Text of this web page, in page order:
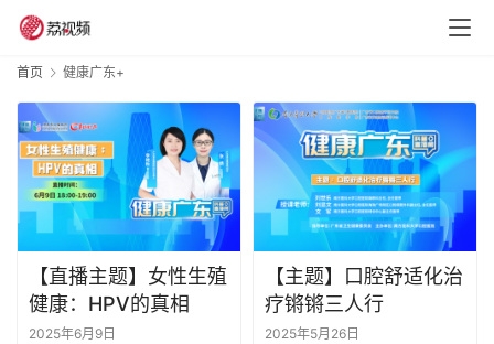
首页 健康广东+
【直播主题】女性生殖
健康：HPV的真相
2025年6月9日
【主题】口腔舒适化治
疗锵锵三人行
2025年5月26日